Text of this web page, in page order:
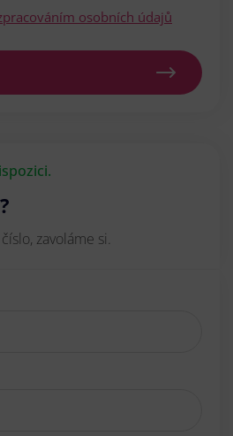
osobních údajů
zavoláme si.